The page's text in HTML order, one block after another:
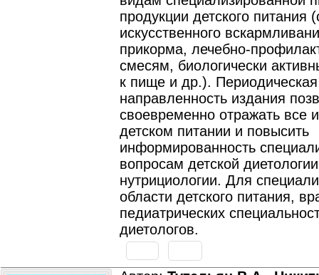
продукции детского питания
искусственного
прикорма, лечебно-
смесям, биологически
к пище и др.). Периодическая
направленность издания
своевременно отражать все
детском питании и повысить
информированность
вопросам детской
нутрициологии. Для
области детского питания,
педиатрических
диетологов.